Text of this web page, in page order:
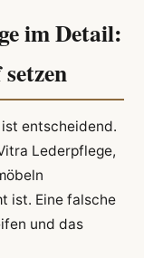
im Detail:
entscheidend.
Lederpflege,
ist. Eine falsche
und das